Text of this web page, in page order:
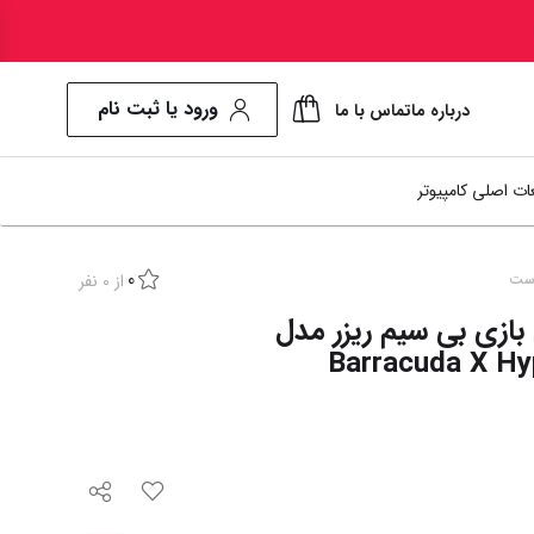
درباره ماتماس با ما ورود یا ثبت نام
بیس استیشن
اصلی کامپیوتر
اکسترنال
اینترنال
اکسترنال
%
0 از 0 نفر
بی سیم ریزر مدل
Barracuda X